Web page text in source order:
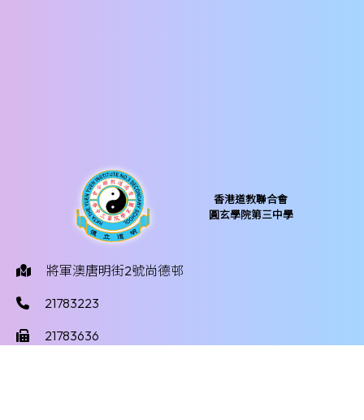
香港道教聯合會
圓玄學院第三中學
將軍澳唐明街2號尚德邨
21783223
21783636